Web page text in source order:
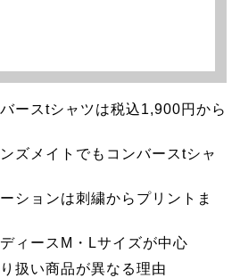
ースtシャツは税込1,900円から
ズメイトでもコンバースtシャ
ションは刺繍からプリントま
ィースM・Lサイズが中心
扱い商品が異なる理由